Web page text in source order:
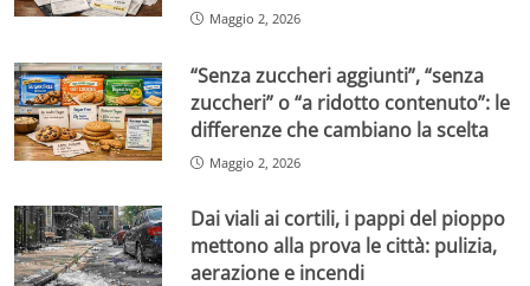
Maggio 2, 2026
“Senza zuccheri aggiunti”, “senza
zuccheri” o “a ridotto contenuto”: le
differenze che cambiano la scelta
Maggio 2, 2026
Dai viali ai cortili, i pappi del pioppo
mettono alla prova le città: pulizia,
aerazione e incendi